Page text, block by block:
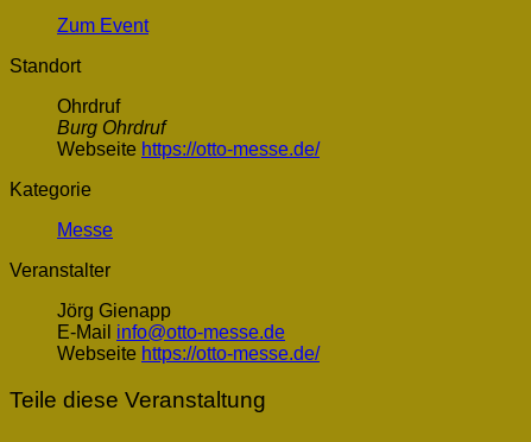
Zum Event
Standort
Ohrdruf
Burg Ohrdruf
Webseite https://otto-messe.de/
Kategorie
Messe
Veranstalter
Jörg Gienapp
E-Mail info@otto-messe.de
Webseite https://otto-messe.de/
Teile diese Veranstaltung